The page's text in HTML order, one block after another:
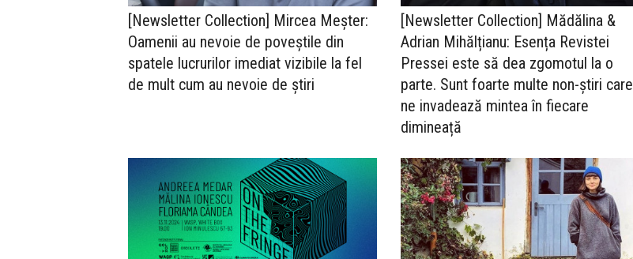
[Newsletter Collection] Mircea Meșter:
Oamenii au nevoie de poveștile din
spatele lucrurilor imediat vizibile la fel
de mult cum au nevoie de știri
[Newsletter Collection] Mădălina &
Adrian Mihălțianu: Esența Revistei
Pressei este să dea zgomotul la o
parte. Sunt foarte multe non-știri care
ne invadează mintea în fiecare
dimineață